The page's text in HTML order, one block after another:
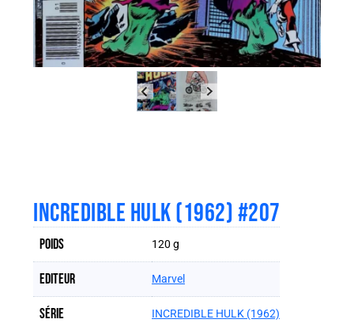
INCREDIBLE HULK (1962) #207
Poids 120 g
Editeur Marvel
Série INCREDIBLE HULK (1962)